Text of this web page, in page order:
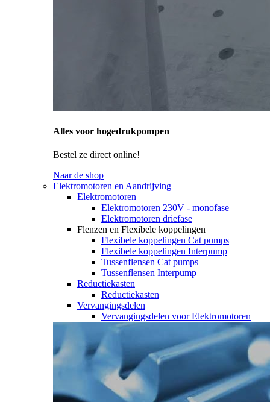
Alles voor hogedrukpompen
Bestel ze direct online!
Naar de shop
Elektromotoren en Aandrijving
Elektromotoren
Elektromotoren 230V - monofase
Elektromotoren driefase
Flenzen en Flexibele koppelingen
Flexibele koppelingen Cat pumps
Flexibele koppelingen Interpump
Tussenflensen Cat pumps
Tussenflensen Interpump
Reductiekasten
Reductiekasten
Vervangingsdelen
Vervangingsdelen voor Elektromotoren